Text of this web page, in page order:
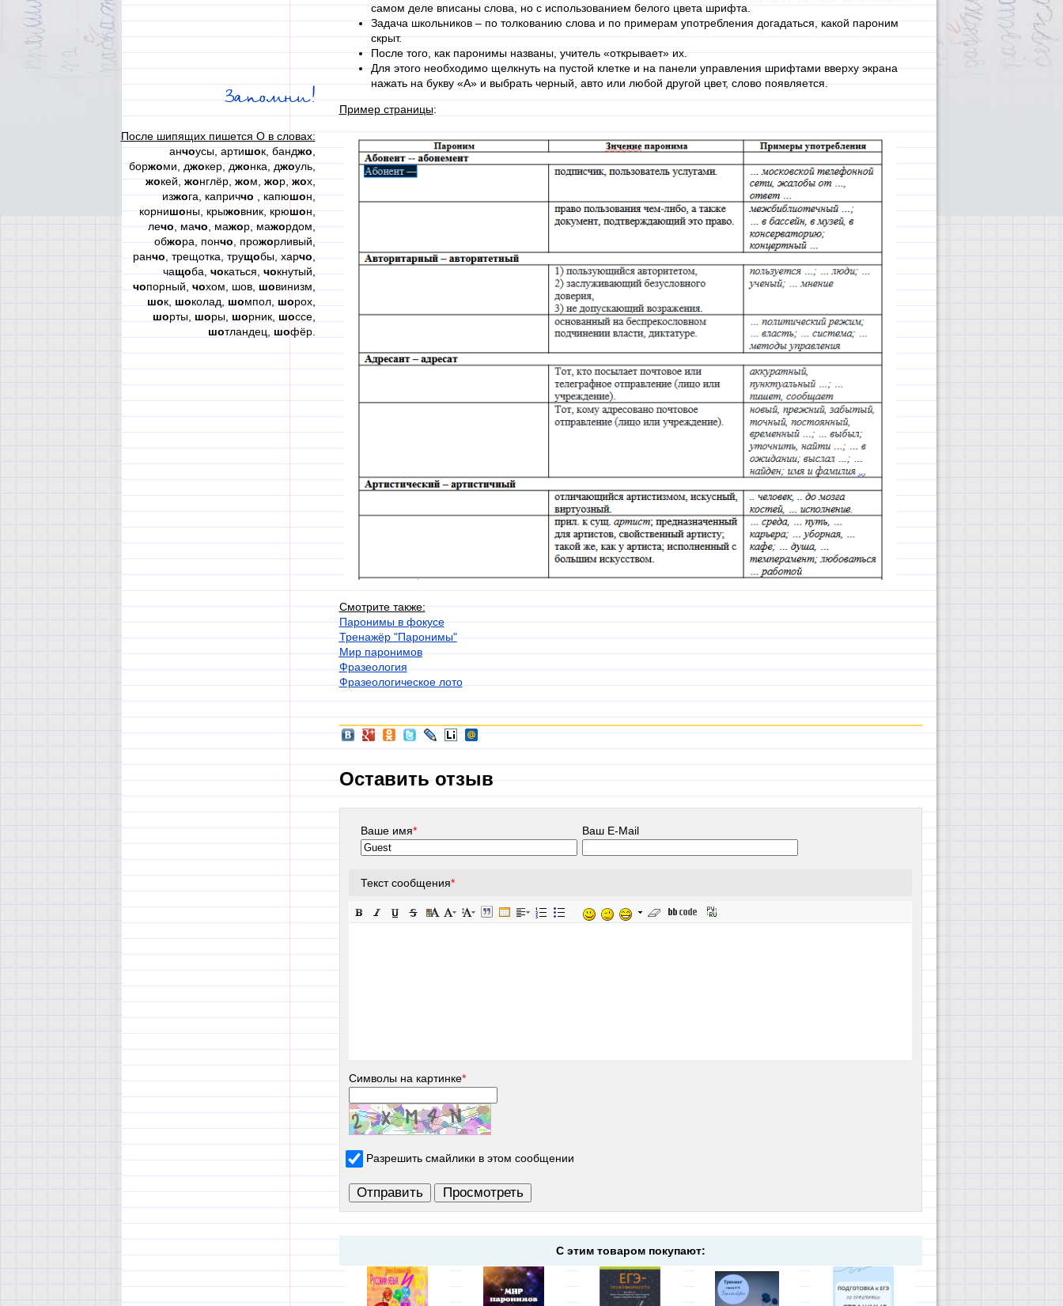
Запомни!
После шипящих пишется О в словах:
анчоусы, артишок, банджо,
боржоми, джокер, джонка, джоуль,
жокей,жонглёр,жом,жор,жох,
изжога, каприччо, капюшон,
корнишоны, крыжовник, крюшон,
лечо, мачо, мажор, мажордом,
обжора, пончо, прожорливый,
ранчо, трещотка, трущобы, харчо,
чащоба,чокаться,чокнутый,
чопорный, чохом, шов, шовинизм,
шок, шоколад, шомпол, шорох,
шорты, шоры, шорник, шоссе,
шотландец, шофёр.
самом деле вписаны слова, но с использованием белого цвета шрифта.
Задача школьников – по толкованию слова и по примерам употребления догадаться, какой пароним
скрыт.
После того, как паронимы названы, учитель «открывает» их.
Для этого необходимо щелкнуть на пустой клетке и на панели управления шрифтами вверху экрана
нажать на букву «А» и выбрать черный, авто или любой другой цвет, слово появляется.
Пример страницы:
Смотрите также:
Паронимы в фокусе
Тренажёр "Паронимы"
Мир паронимов
Фразеология
Фразеологическое лото
Оставить отзыв
Ваше имя* Ваш E-Mail
Текст сообщения*
Символы на картинке*
Разрешить смайлики в этом сообщении
С этим товаром покупают: